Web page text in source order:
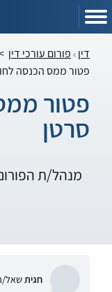
דין פורום עורכי דין
פטור ממס הכנסה
פטור
סרטן
מנהל/ת
חגיתשאל/